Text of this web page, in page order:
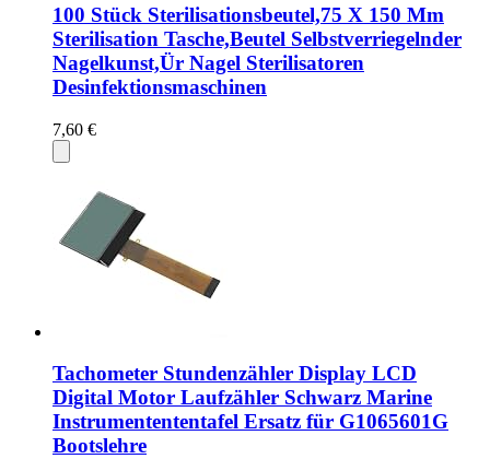
100 Stück Sterilisationsbeutel,75 X 150 Mm
Sterilisation Tasche,Beutel Selbstverriegelnder
Nagelkunst,Ür Nagel Sterilisatoren
Desinfektionsmaschinen
7,60 €
Tachometer Stundenzähler Display LCD
Digital Motor Laufzähler Schwarz Marine
Instrumentententafel Ersatz für G1065601G
Bootslehre